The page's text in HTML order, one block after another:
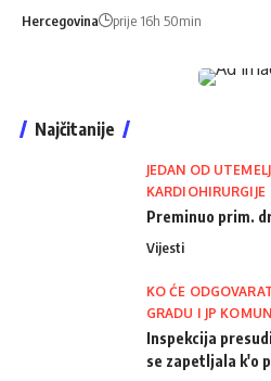
Hercegovina prije 16h 50min
Najčitanije
JEDAN OD
KARDIOHIRURGIJE
Preminuo prim.
Vijesti
KO ĆE
GRADU I JP
Inspekcija
se zapetljala k'o